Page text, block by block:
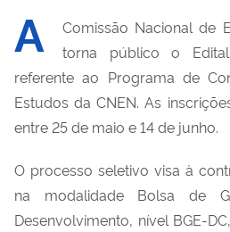
A
Comissão Nacional de
torna público o
referente ao Programa de
Estudos da CNEN. As
entre 25 de maio e 14 de junho.
O processo seletivo visa à
na modalidade Bolsa de
Desenvolvimento, nível BGE-